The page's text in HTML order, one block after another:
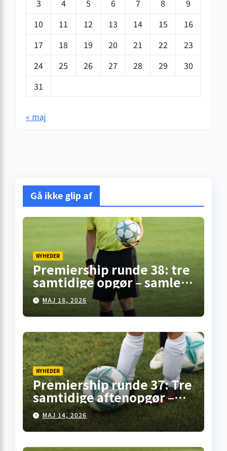
3 4 5 6 7 8
9
10
11 12 13 14 15
16
17
18 19 20 21 22
23
24
25 26 27 28 29
30
31
« maj
Gå ikke glip af
NYHEDER
Premiership runde 38: tre
samtidige opgør – samlet
overblik fra
skotskfodbold.dk
MAJ 18, 2026
NYHEDER
Premiership runde 37: Tre
samtidige aftenopgør –
her er overblikket
MAJ 14, 2026